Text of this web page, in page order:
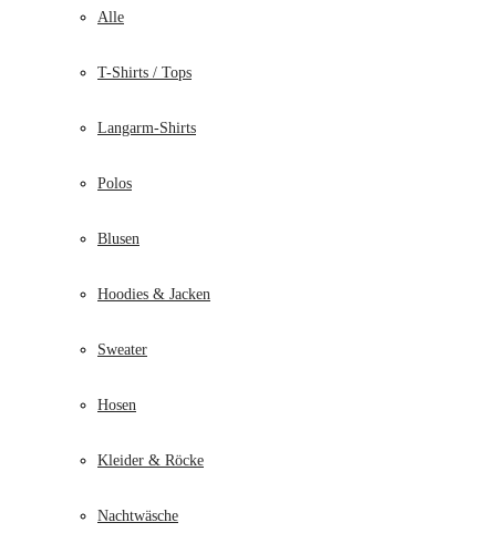
Alle
T-Shirts / Tops
Langarm-Shirts
Polos
Blusen
Hoodies & Jacken
Sweater
Hosen
Kleider & Röcke
Nachtwäsche